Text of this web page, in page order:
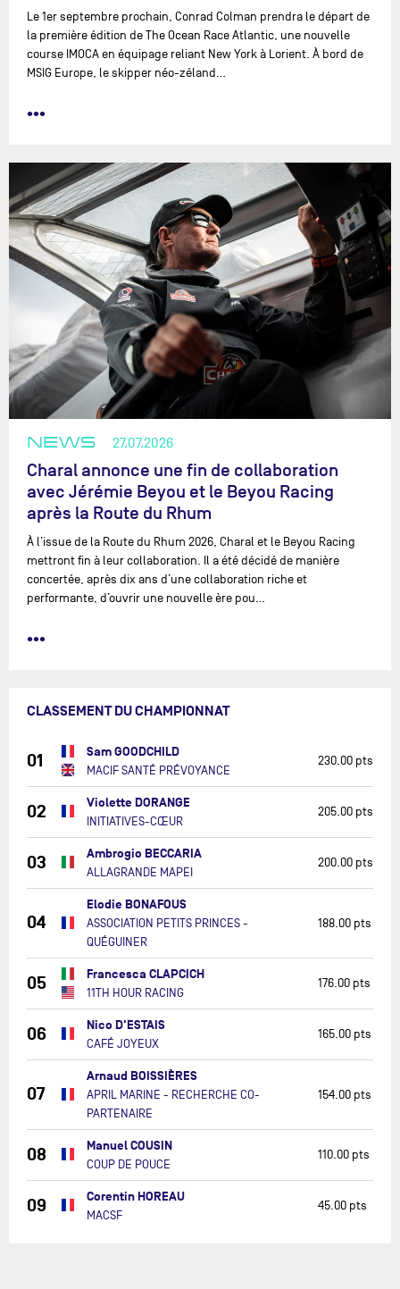
Le 1er septembre prochain, Conrad Colman prendra le départ de
la première édition de The Ocean Race Atlantic, une nouvelle
course IMOCA en équipage reliant New York à Lorient. À bord de
MSIG Europe, le skipper néo-zéland…
•••
NEWS 27.07.2026
Charal annonce une fin de collaboration
avec Jérémie Beyou et le Beyou Racing
après la Route du Rhum
À l’issue de la Route du Rhum 2026, Charal et le Beyou Racing
mettront fin à leur collaboration. Il a été décidé de manière
concertée, après dix ans d’une collaboration riche et
performante, d’ouvrir une nouvelle ère pou…
•••
CLASSEMENT DU CHAMPIONNAT
01 Sam GOODCHILD
MACIF SANTÉ PRÉVOYANCE
230.00 pts
02 Violette DORANGE
INITIATIVES-CŒUR
205.00 pts
03 Ambrogio BECCARIA
ALLAGRANDE MAPEI
200.00 pts
04
Elodie BONAFOUS
ASSOCIATION PETITS PRINCES -
QUÉGUINER
188.00 pts
05 Francesca CLAPCICH
11TH HOUR RACING
176.00 pts
06 Nico D'ESTAIS
CAFÉ JOYEUX
165.00 pts
07
Arnaud BOISSIÈRES
APRIL MARINE - RECHERCHE CO-
PARTENAIRE
154.00 pts
08 Manuel COUSIN
COUP DE POUCE
110.00 pts
09 Corentin HOREAU
MACSF
45.00 pts